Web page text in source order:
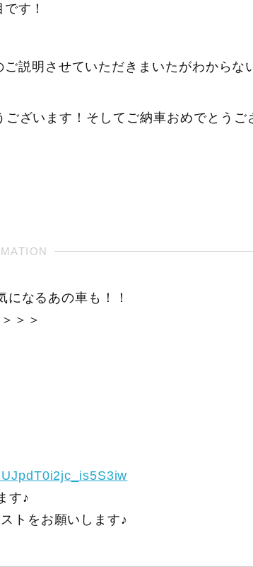
す！
説明させていただきまいたがわからな
ざいます！そしてご納車おめでとうご
になるあの車も！！
＞＞
す♪
トをお願いします♪